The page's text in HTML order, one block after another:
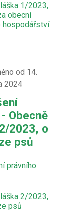
1/2023,
obecní
hospodářství
od 14.
2024
Obecně
2023, o
psů
právního
2/2023,
psů